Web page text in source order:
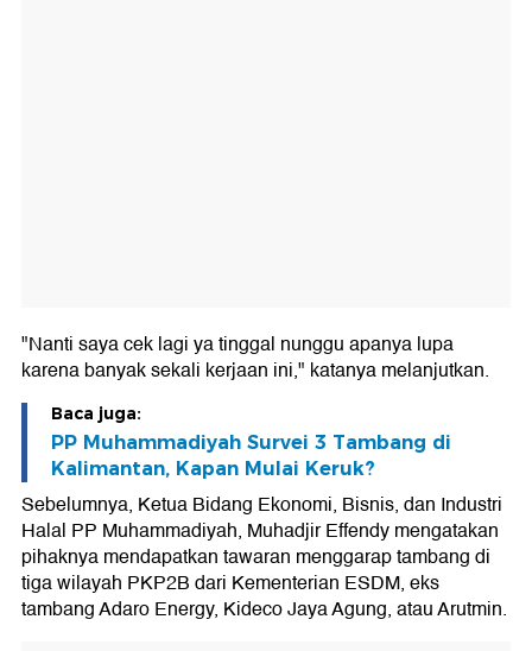
"Nanti saya cek lagi ya tinggal nunggu apanya lupa
karena banyak sekali kerjaan ini," katanya melanjutkan.
Baca juga:
PP Muhammadiyah Survei 3 Tambang di
Kalimantan, Kapan Mulai Keruk?
Sebelumnya, Ketua Bidang Ekonomi, Bisnis, dan Industri
Halal PP Muhammadiyah, Muhadjir Effendy mengatakan
pihaknya mendapatkan tawaran menggarap tambang di
tiga wilayah PKP2B dari Kementerian ESDM, eks
tambang Adaro Energy, Kideco Jaya Agung, atau Arutmin.